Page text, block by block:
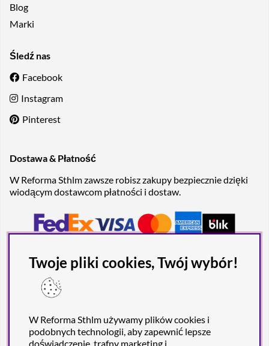
Blog
Marki
Śledź nas
Facebook
Instagram
Pinterest
Dostawa & Płatność
W Reforma Sthlm zawsze robisz zakupy bezpiecznie dzięki
wiodącym dostawcom płatności i dostaw.
Twoje pliki cookies, Twój wybór!
W Reforma Sthlm używamy plików cookies i
podobnych technologii, aby zapewnić lepsze
doświadczenie, trafny marketing i